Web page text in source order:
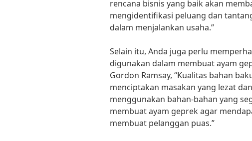
rencana bisnis yang baik akan
mengidentifikasi peluang dan
dalam menjalankan usaha.”
Selain itu, Anda juga perlu
digunakan dalam membuat ayam
Gordon Ramsay, “Kualitas bahan
menciptakan masakan yang lezat
menggunakan bahan-bahan yang
membuat ayam geprek agar
membuat pelanggan puas.”